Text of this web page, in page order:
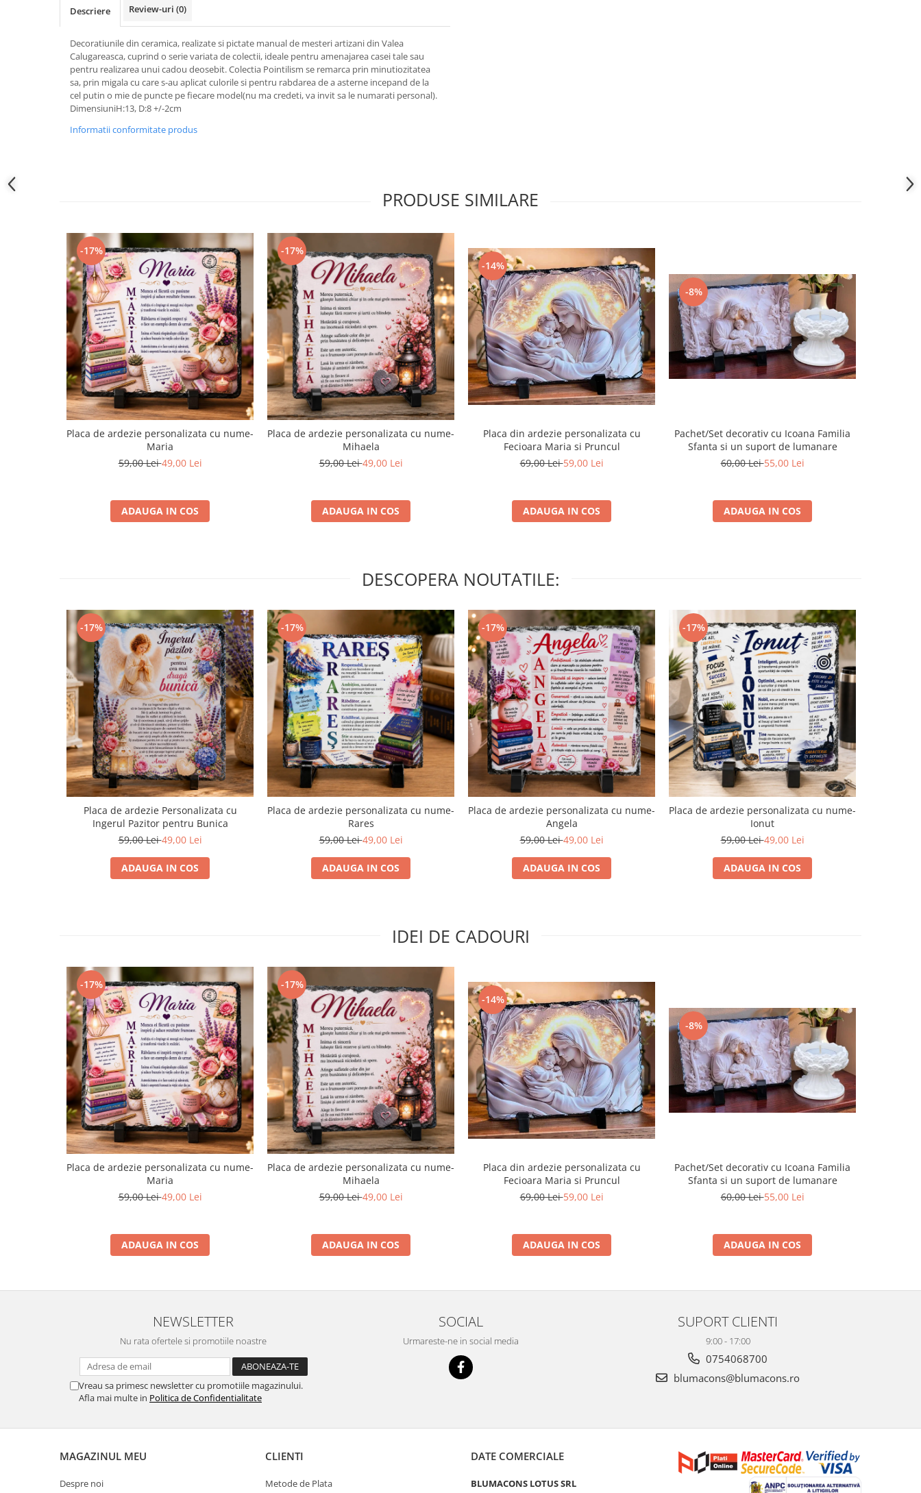
Descriere Review-uri (0)
Decoratiunile din ceramica, realizate si pictate manual de mesteri artizani din Valea
Calugareasca, cuprind o serie variata de colectii, ideale pentru amenajarea casei tale sau
pentru realizarea unui cadou deosebit. Colectia Pointilism se remarca prin minutiozitatea
sa, prin migala cu care s-au aplicat culorile si pentru rabdarea de a asterne incepand de la
cel putin o mie de puncte pe fiecare model(nu ma credeti, va invit sa le numarati personal).
DimensiuniH:13, D:8 +/-2cm
Informatii conformitate produs
PRODUSE SIMILARE
-17%
Placa de ardezie personalizata cu nume-
Maria
59,00 Lei49,00 Lei
ADAUGA IN COS
-17%
Placa de ardezie personalizata cu nume-
Mihaela
59,00 Lei49,00 Lei
ADAUGA IN COS
-14%
Placa din ardezie personalizata cu
Fecioara Maria si Pruncul
69,00 Lei59,00 Lei
ADAUGA IN COS
-8%
Pachet/Set decorativ cu Icoana Familia
Sfanta si un suport de lumanare
60,00 Lei55,00 Lei
ADAUGA IN COS
DESCOPERA NOUTATILE:
-17%
Placa de ardezie Personalizata cu
Ingerul Pazitor pentru Bunica
59,00 Lei49,00 Lei
ADAUGA IN COS
-17%
Placa de ardezie personalizata cu nume-
Rares
59,00 Lei49,00 Lei
ADAUGA IN COS
-17%
Placa de ardezie personalizata cu nume-
Angela
59,00 Lei49,00 Lei
ADAUGA IN COS
-17%
Placa de ardezie personalizata cu nume-
Ionut
59,00 Lei49,00 Lei
ADAUGA IN COS
IDEI DE CADOURI
-17%
Placa de ardezie personalizata cu nume-
Maria
59,00 Lei49,00 Lei
ADAUGA IN COS
-17%
Placa de ardezie personalizata cu nume-
Mihaela
59,00 Lei49,00 Lei
ADAUGA IN COS
-14%
Placa din ardezie personalizata cu
Fecioara Maria si Pruncul
69,00 Lei59,00 Lei
ADAUGA IN COS
-8%
Pachet/Set decorativ cu Icoana Familia
Sfanta si un suport de lumanare
60,00 Lei55,00 Lei
ADAUGA IN COS
NEWSLETTER
Nu rata ofertele si promotiile noastre
Vreau sa primesc newsletter cu promotiile magazinului.
Afla mai multe in Politica de Confidentialitate
SOCIAL
Urmareste-ne in social media
SUPORT CLIENTI
9:00 - 17:00
0754068700
blumacons@blumacons.ro
MAGAZINUL MEU
Despre noi
CLIENTI
Metode de Plata
DATE COMERCIALE
BLUMACONS LOTUS SRL